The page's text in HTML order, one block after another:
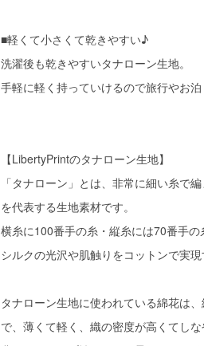
■軽くて小さくて乾きやすい♪
洗濯後も乾きやすいタナローン生地。
手軽に軽く持っていけるので旅行やお泊
【LibertyPrintのタナローン生地】
「タナローン」とは、非常に細い糸で
を代表する生地素材です。
横糸に100番手の糸・縦糸には70番手の
シルクの光沢や肌触りをコットンで実
タナローン生地に使われている綿花は
で、薄くて軽く、織の密度が高くてしな